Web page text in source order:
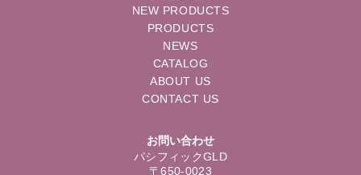
NEW PRODUCTS
PRODUCTS
NEWS
CATALOG
ABOUT US
CONTACT US
お問い合わせ
パシフィックGLD
〒650-0023